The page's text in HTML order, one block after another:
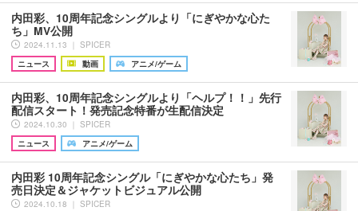
内田彩、10周年記念シングルより「にぎやかな心た
ち」MV公開
2024.11.13 ｜ SPICER
ニュース
動画 アニメ/ゲーム
内田彩、10周年記念シングルより「ヘルプ！！」先行
配信スタート！発売記念特番が生配信決定
2024.10.30 ｜ SPICER
ニュース
アニメ/ゲーム
内田彩 10周年記念シングル「にぎやかな心たち」発
売日決定＆ジャケットビジュアル公開
2024.10.18 ｜ SPICER